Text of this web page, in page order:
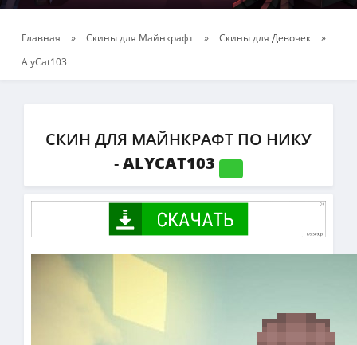
Главная » Скины для Майнкрафт » Скины для Девочек
»
AlyCat103
СКИН ДЛЯ МАЙНКРАФТ ПО НИКУ
-ALYCAT103